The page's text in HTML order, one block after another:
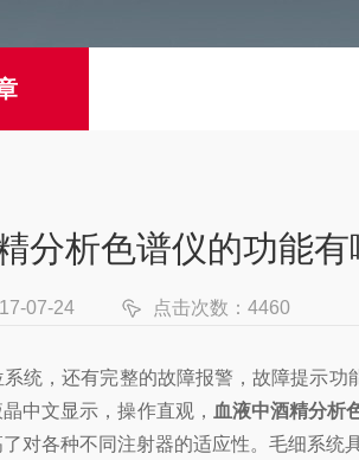
分析色谱仪的功能有
07-24 点击次数：4460
统，还有完整的故障报警，故障提示功
中文显示，操作直观， 血液中酒精分析
对各种不同注射器的适应性。毛细系统